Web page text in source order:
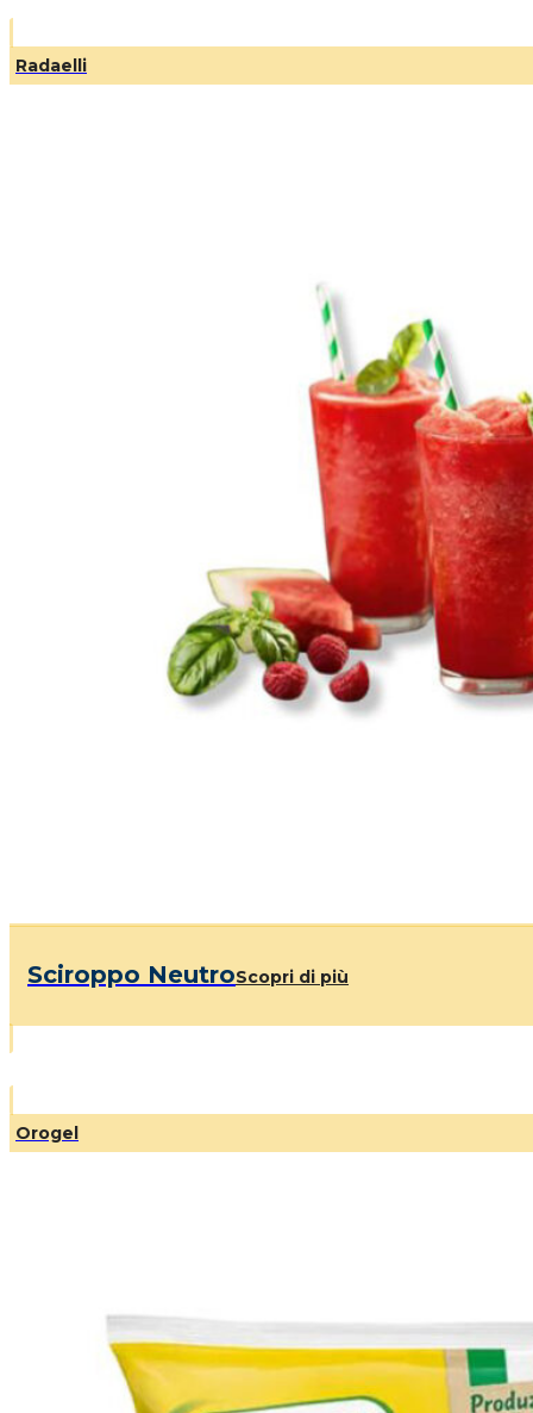
Radaelli
Sciroppo NeutroScopri di più
Orogel